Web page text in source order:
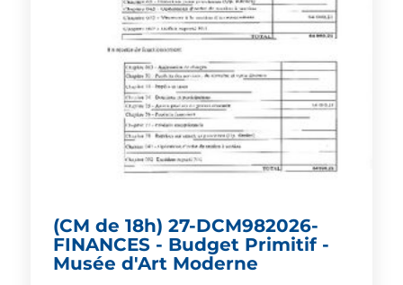
(CM de 18h) 27-DCM982026-
FINANCES - Budget Primitif -
Musée d'Art Moderne